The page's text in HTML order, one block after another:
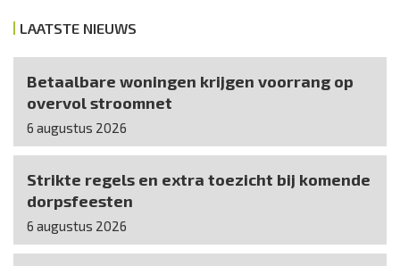
LAATSTE NIEUWS
Betaalbare woningen krijgen voorrang op
overvol stroomnet
6 augustus 2026
Strikte regels en extra toezicht bij komende
dorpsfeesten
6 augustus 2026